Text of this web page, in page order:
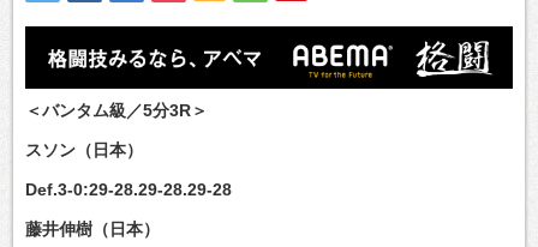
＜バンタム級／5分3R＞
スソン（日本）
Def.3-0:29-28.29-28.29-28
藤井伸樹（日本）